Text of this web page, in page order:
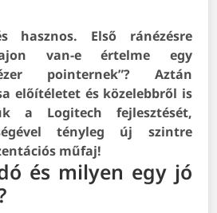
hasznos. Első ránézésre
van-e értelme egy
pointernek”? Aztán
előítéletet és közelebbről is
a Logitech fejlesztését,
tényleg új szintre
műfaj!
és milyen egy jó